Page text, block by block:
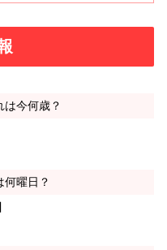
は今何歳？
何曜日？